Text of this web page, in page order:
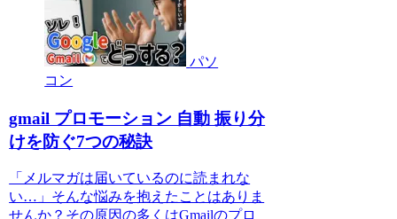
パソ
コン
gmail プロモーション 自動 振り分
けを防ぐ7つの秘訣
「メルマガは届いているのに読まれな
い…」そんな悩みを抱えたことはありま
せんか？その原因の多くはGmailのプロ